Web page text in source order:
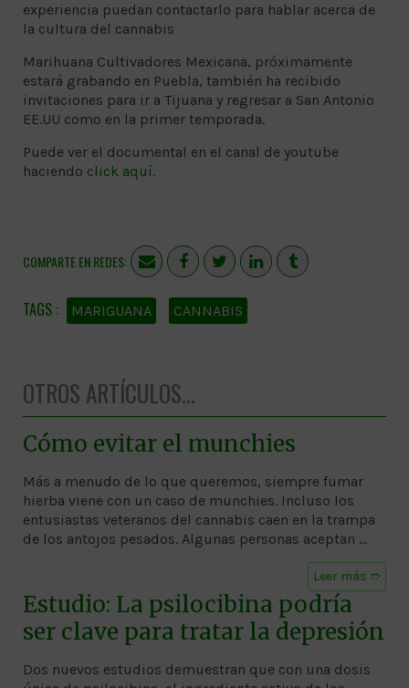
experiencia puedan contactarlo para hablar acerca de
la cultura del cannabis
Marihuana Cultivadores Mexicana, próximamente
estará grabando en Puebla, también ha recibido
invitaciones para ir a Tijuana y regresar a San Antonio
EE.UU como en la primer temporada.
Puede ver el documental en el canal de youtube
haciendo click aquí.
COMPARTE EN REDES:
MARIGUANA CANNABIS
OTROS ARTÍCULOS...
Cómo evitar el munchies
Más a menudo de lo que queremos, siempre fumar
hierba viene con un caso de munchies. Incluso los
entusiastas veteranos del cannabis caen en la trampa
de los antojos pesados. Algunas personas aceptan …
Leer más ➱
Estudio: La psilocibina podría
ser clave para tratar la depresión
Dos nuevos estudios demuestran que con una dosis